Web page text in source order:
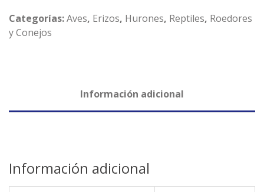
Categorías:Aves, Erizos, Hurones, Reptiles, Roedores
y Conejos
Información adicional
Información adicional